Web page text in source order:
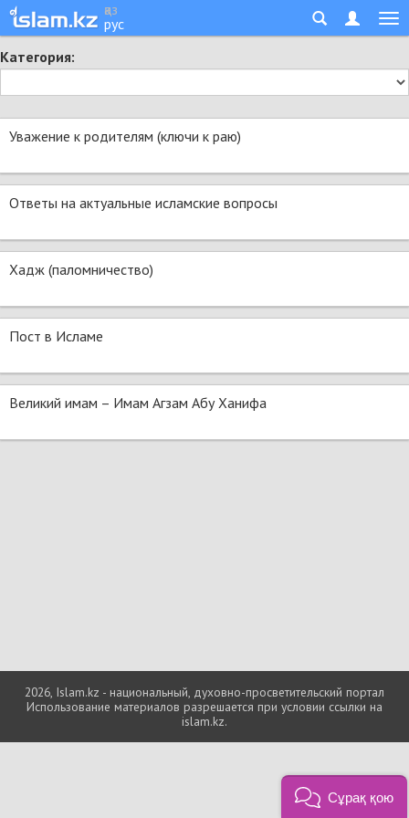
қаз
рус
Категория:
Уважение к родителям (ключи к раю)
Ответы на актуальные исламские вопросы
Хадж (паломничество)
Пост в Исламе
Великий имам – Имам Агзам Абу Ханифа
2026, Islam.kz - национальный, духовно-просветительский портал
Использование материалов разрешается при условии ссылки на
islam.kz.
Сұрақ қою